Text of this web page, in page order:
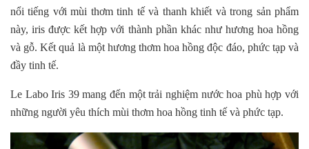
nổi tiếng với mùi thơm tinh tế và thanh khiết và trong sản phẩm
này, iris được kết hợp với thành phần khác như hương hoa hồng
và gỗ. Kết quả là một hương thơm hoa hồng độc đáo, phức tạp và
đầy tinh tế.
Le Labo Iris 39 mang đến một trải nghiệm nước hoa phù hợp với
những người yêu thích mùi thơm hoa hồng tinh tế và phức tạp.